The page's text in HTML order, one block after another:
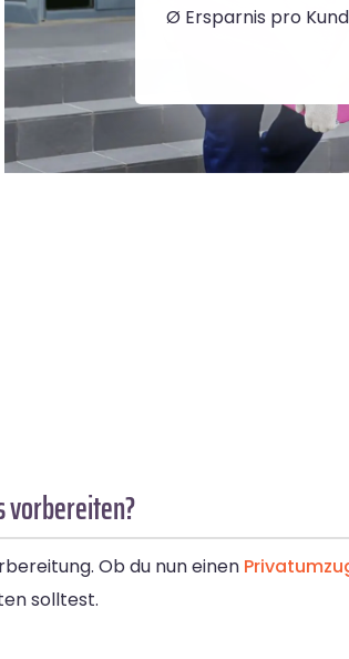
Ø Ersparnis pro
vorbereiten?
Ob du nun einen
solltest.